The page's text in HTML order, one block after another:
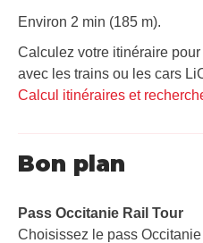
Environ 2 min (185 m).
Calculez votre itinéraire
avec les trains ou les cars
Calcul itinéraires et
Bon plan
Pass Occitanie Rail Tour​
Choisissez le pass